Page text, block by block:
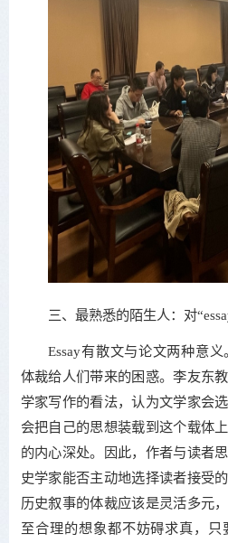
三、最熟悉的陌生人：对
Essay有散文与论文两种意义
体裁给人们带来的困惑。李友东
学家写作的看法，认为文学家会
会把自己的思想装载到这个载体
的内心深处。因此，作者与读者
史学家能否主动地选择读者接受
历史叙事的体裁应该是灵活多元
至合理的想象都不妨碍求真，